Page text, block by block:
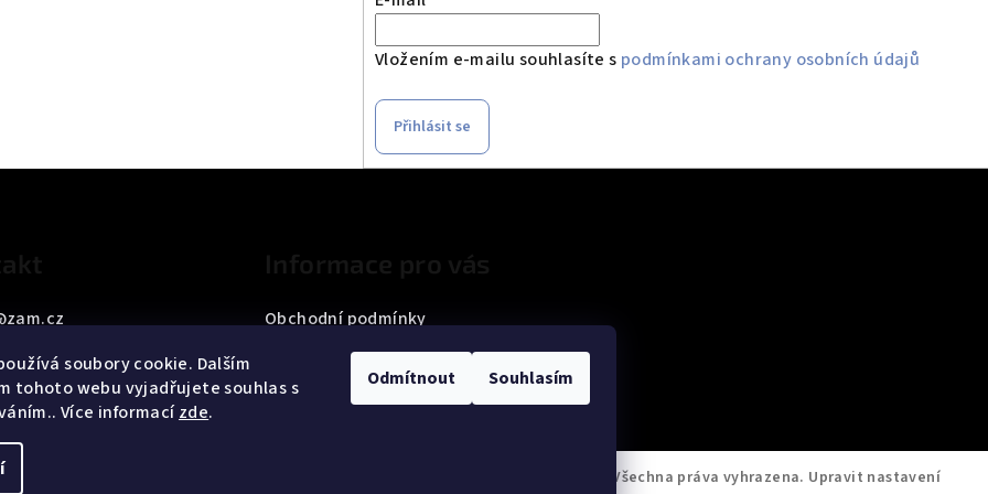
soubory cookie. Dalším
tohoto webu vyjadřujete souhlas s
Více informacízde.
Odmítnout Souhlasím
Vložením e-mailu souhlasíte s podmínkami ochrany osobních údajů
Přihlásit se
zam.cz
Obchodní podmínky
Podmínky ochrany osobních údajů
. Všechna práva vyhrazena. Upravit nastavení